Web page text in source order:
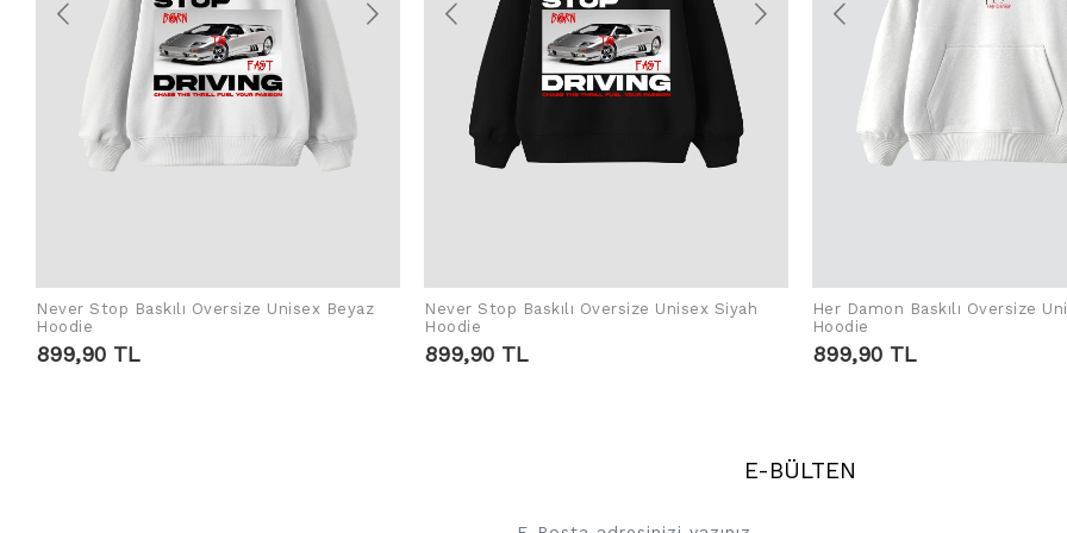
SEPETE EKLE
Never Stop Baskılı Oversize Unisex Beyaz
Hoodie
899,90 TL
SEPETE EKLE
Never Stop Baskılı Oversize Unisex Siyah
Hoodie
899,90 TL
SEPETE EKLE
Her Damon Baskılı Oversize
Hoodie
899,90 TL
E-BÜLTEN